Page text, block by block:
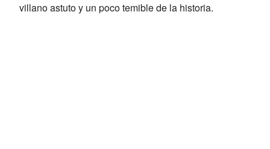
villano astuto y un poco temible de la historia.